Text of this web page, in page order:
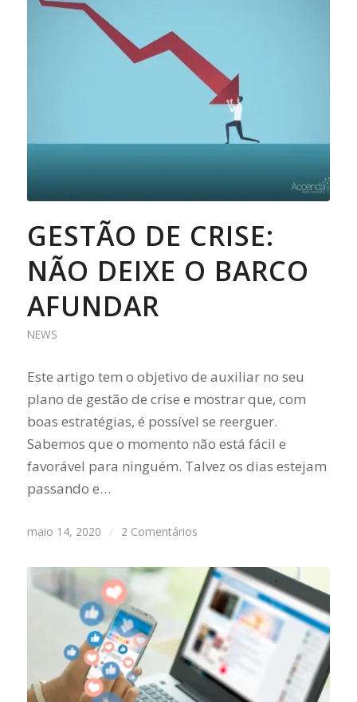
GESTÃO DE CRISE:
NÃO DEIXE O BARCO
AFUNDAR
NEWS
Este artigo tem o objetivo de auxiliar no seu
plano de gestão de crise e mostrar que, com
boas estratégias, é possível se reerguer.
Sabemos que o momento não está fácil e
favorável para ninguém. Talvez os dias estejam
passando e…
maio 14, 2020 / 2 Comentários